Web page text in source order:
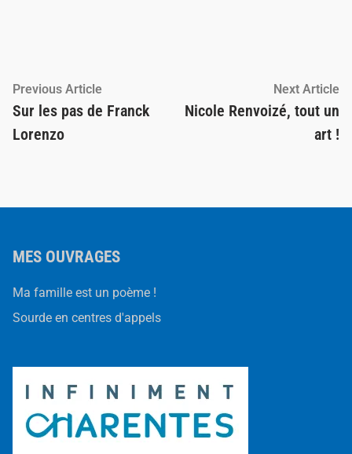
Navigation
de
l’article
Previous Article
article:
Sur les pas de Franck
Lorenzo
Next Article
Nicole Renvoizé, tout un
art !
MES OUVRAGES
Ma famille est un poème !
Sourde en centres d'appels